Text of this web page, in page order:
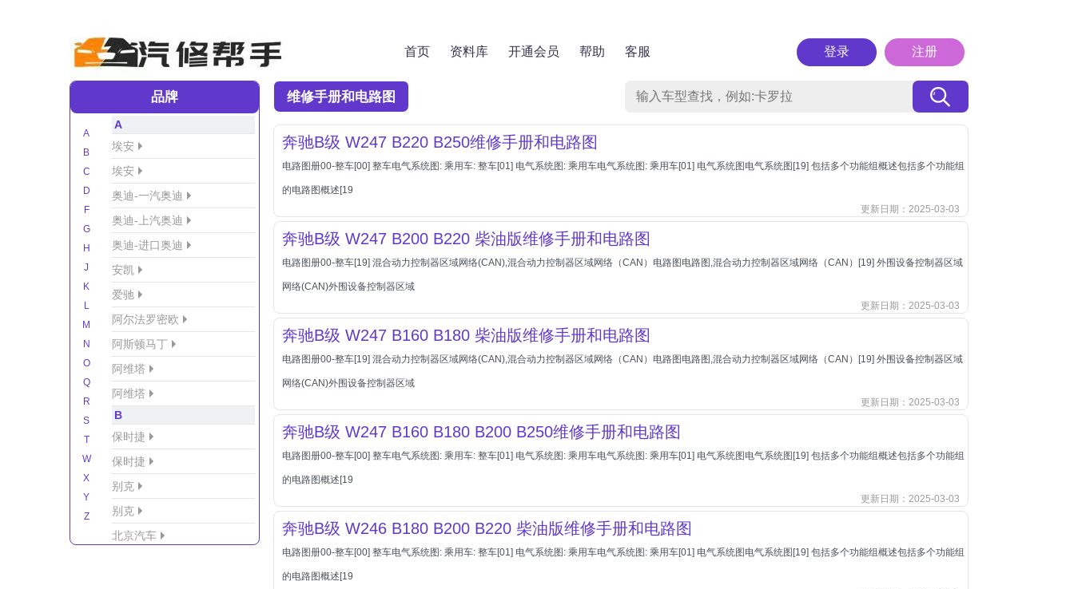
首页 资料库 开通会员 帮助 客服 登录 注册
品牌
A
B
C
D
F
G
H
J
K
L
M
N
O
Q
R
S
T
W
X
Y
Z
A
埃安
埃安
奥迪-一汽奥迪
奥迪-上汽奥迪
奥迪-进口奥迪
安凯
爱驰
阿尔法罗密欧
阿斯顿马丁
阿维塔
阿维塔
B
保时捷
保时捷
别克
别克
北京汽车
维修手册和电路图
奔驰B级 W247 B220 B250维修手册和电路图
电路图册00-整车[00] 整车电气系统图: 乘用车: 整车[01] 电气系统图: 乘用车电气系统图: 乘用车[01] 电气系统图电气系统图[19] 包括多个功能组概述包括多个功能组
的电路图概述[19
更新日期：2025-03-03
奔驰B级 W247 B200 B220 柴油版维修手册和电路图
电路图册00-整车[19] 混合动力控制器区域网络(CAN),混合动力控制器区域网络（CAN）电路图电路图,混合动力控制器区域网络（CAN）[19] 外围设备控制器区域
网络(CAN)外围设备控制器区域
更新日期：2025-03-03
奔驰B级 W247 B160 B180 柴油版维修手册和电路图
电路图册00-整车[19] 混合动力控制器区域网络(CAN),混合动力控制器区域网络（CAN）电路图电路图,混合动力控制器区域网络（CAN）[19] 外围设备控制器区域
网络(CAN)外围设备控制器区域
更新日期：2025-03-03
奔驰B级 W247 B160 B180 B200 B250维修手册和电路图
电路图册00-整车[00] 整车电气系统图: 乘用车: 整车[01] 电气系统图: 乘用车电气系统图: 乘用车[01] 电气系统图电气系统图[19] 包括多个功能组概述包括多个功能组
的电路图概述[19
更新日期：2025-03-03
奔驰B级 W246 B180 B200 B220 柴油版维修手册和电路图
电路图册00-整车[00] 整车电气系统图: 乘用车: 整车[01] 电气系统图: 乘用车电气系统图: 乘用车[01] 电气系统图电气系统图[19] 包括多个功能组概述包括多个功能组
的电路图概述[19